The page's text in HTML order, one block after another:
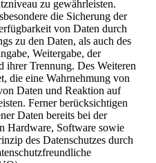
zu gewährleisten.
die Sicherung der
von Daten durch
zu den Daten, als auch des
Weitergabe, der
ihrer Trennung. Des Weiteren
die eine Wahrnehmung von
Daten und Reaktion auf
Ferner berücksichtigen
Daten bereits bei der
Hardware, Software sowie
des Datenschutzes durch